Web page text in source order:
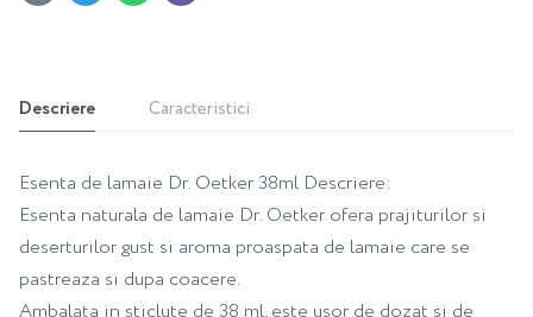
Descriere Caracteristici
Esenta de lamaie Dr. Oetker 38ml Descriere:
Esenta naturala de lamaie Dr. Oetker ofera prajiturilor si
deserturilor gust si aroma proaspata de lamaie care se
pastreaza si dupa coacere.
Ambalata in sticlute de 38 ml, este usor de dozat si de